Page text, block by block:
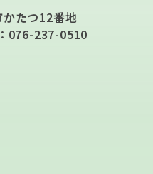
たつ12番地
076-237-0510